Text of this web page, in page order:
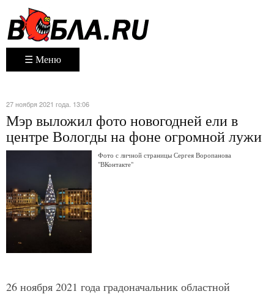
☰ Меню
27 ноября 2021 года. 13:06
Мэр выложил фото новогодней ели в
центре Вологды на фоне огромной лужи
Фото с личной страницы Сергея Воропанова
"ВКонтакте"
26 ноября 2021 года градоначальник областной